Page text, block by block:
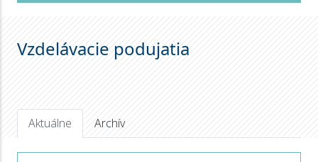
Vzdelávacie podujatia
Aktuálne Archív